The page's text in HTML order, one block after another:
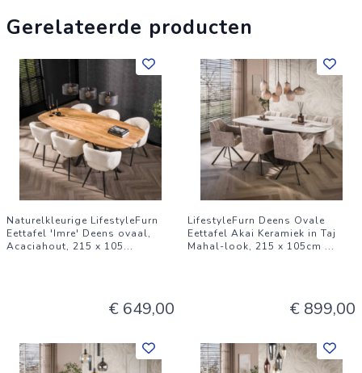
Gerelateerde producten
Naturelkleurige LifestyleFurn
Eettafel 'Imre' Deens ovaal,
Acaciahout, 215 x 105...
€ 649,00
LifestyleFurn Deens Ovale
Eettafel Akai Keramiek in Taj
Mahal-look, 215 x 105cm ...
€ 899,00